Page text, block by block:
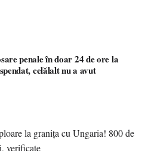
penale în doar 24 de ore la
celălalt nu a avut